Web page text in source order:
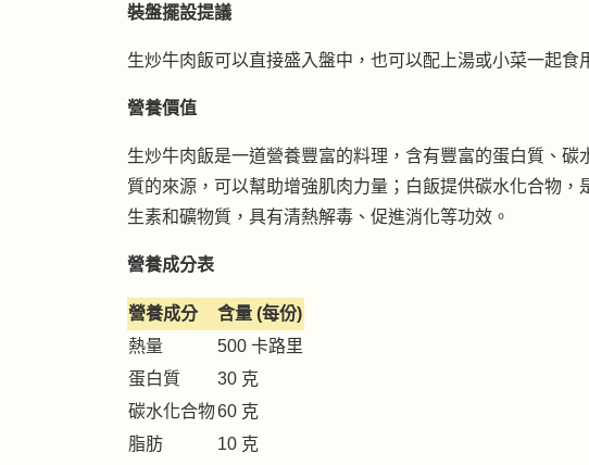
裝盤擺設提議
生炒牛肉飯可以直接盛入盤中，也可以配上湯或小菜一起食
營養價值
生炒牛肉飯是一道營養豐富的料理，含有豐富的蛋白質、
質的來源，可以幫助增強肌肉力量；白飯提供碳水化合物
生素和礦物質，具有清熱解毒、促進消化等功效。
營養成分表
營養成分
含量 (每份)
熱量
500 卡路里
蛋白質
30 克
碳水化合物60 克
脂肪
10 克